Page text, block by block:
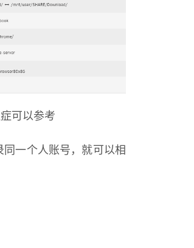
可以参考
一个人账号，就可以相